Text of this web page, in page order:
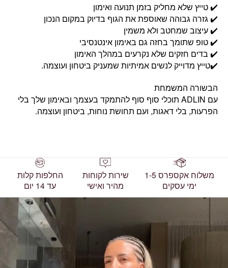
✔️ טייץ שלא מחליק בזמן תנועה ואימון
✔️ גזרה גבוהה שאוספת את הגוף בדיוק במקום הנכון
✔️ עיצוב שמחטב ולא משמין
✔️ טופ שתומך בחזה גם באימון אינטנסיבי
✔️ בדים חזקים שלא נקרעים במהלך האימון
✔️טייץ מדוייק לנשים אמיתיות שמעניק ביטחון ועוצמה.
הבשורה המשמחת
עם ADLIN תוכלי סוף סוף להתמקד בעצמך ובאימון שלך בלי
הפרעות, בלי דאגות, ועם תחושת נוחות, ביטחון ועוצמה.
משלוח אקספרס 1-5
ימי עסקים
שירות לקוחות
מהיר ואישי
החלפות קלות
עד 14 יום